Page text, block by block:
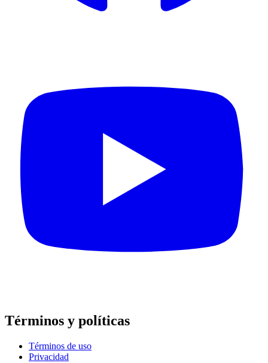
Términos y políticas
Términos de uso
Privacidad